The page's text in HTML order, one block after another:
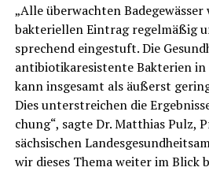
„Alle über­wach­ten
bak­te­ri­el­len Ein­trag regel­mä­ßig
spre­chend ein­ge­stuft. Die
anti­bio­ti­ka­re­sis­ten­te Bak­te­ri­en in
kann ins­ge­samt als äußerst
Dies unter­strei­chen die
chung“, sag­te Dr. Mat­thi­as Pulz,
säch­si­schen
wir die­ses The­ma wei­ter im Blick